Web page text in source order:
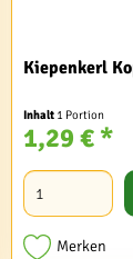
Kiepenkerl
Inhalt 1 Portion
1,29 € *
Merken